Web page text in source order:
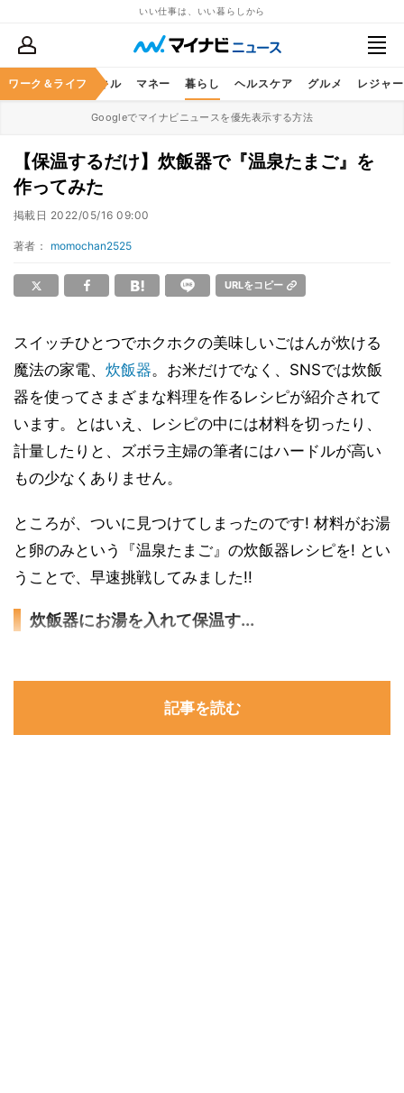
いい仕事は、いい暮らしから
ワーク＆ライフ
ア ビジネススキル マネー 暮らし ヘルスケア グルメ レジャー
Googleでマイナビニュースを優先表示する方法
【保温するだけ】炊飯器で『温泉たまご』を
作ってみた
掲載日 2022/05/16 09:00
著者： momochan2525
URLをコピー
スイッチひとつでホクホクの美味しいごはんが炊ける
魔法の家電、 炊飯器。お米だけでなく、SNSでは炊飯
器を使ってさまざまな料理を作るレシピが紹介されて
います。とはいえ、レシピの中には材料を切ったり、
計量したりと、ズボラ主婦の筆者にはハードルが高い
もの少なくありません。
ところが、ついに見つけてしまったのです! 材料がお湯
と卵のみという『温泉たまご』の炊飯器レシピを! とい
うことで、早速挑戦してみました!!
炊飯器にお湯を入れて保温す...
記事を読む